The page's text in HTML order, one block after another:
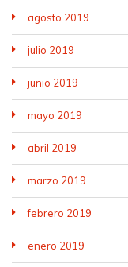
agosto 2019
julio 2019
junio 2019
mayo 2019
abril 2019
marzo 2019
febrero 2019
enero 2019